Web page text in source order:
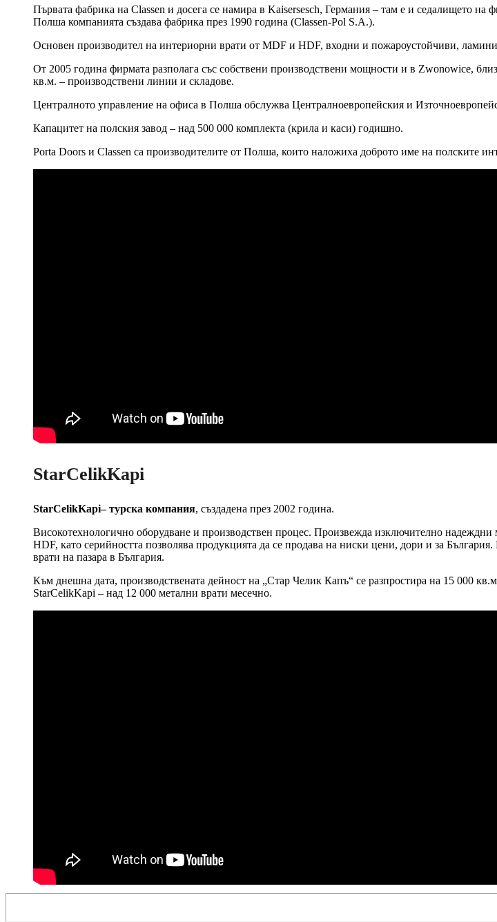
Първата фабрика на Classen и досега се намира в Kaisersesch, Германия – там е и седалището
Полша компанията създава фабрика през 1990 година (Classen-Pol S.A.).
Основен производител на интериорни врати от MDF и HDF, входни и пожароустойчиви,
От 2005 година фирмата разполага със собствени производствени мощности и в Zwonowice,
кв.м. – производствени линии и складове.
Централното управление на офиса в Полша обслужва Централноевропейския и
Капацитет на полския завод – над 500 000 комплекта (крила и каси) годишно.
Porta Doors и Classen са производителите от Полша, които наложиха доброто име на полските
StarCelikKapi
StarCelikKapi– турска компания, създадена през 2002 година.
Високотехнологично оборудване и производствен процес. Произвежда изключително
HDF, като серийността позволява продукцията да се продава на ниски цени, дори и за
врати на пазара в България.
Към днешна дата, производствената дейност на „Стар Челик Капъ“ се разпростира на 15 000
StarCelikKapi – над 12 000 метални врати месечно.